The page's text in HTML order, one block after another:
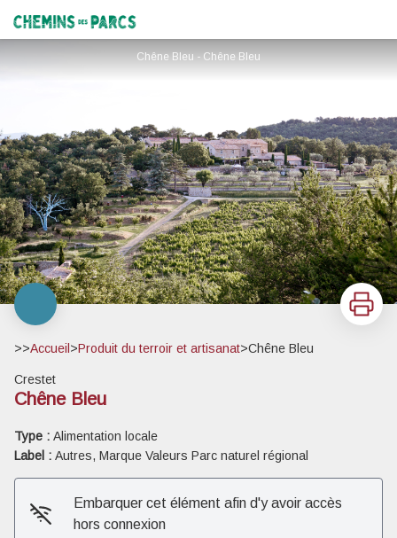
Chemins des Parcs
Chêne Bleu - Chêne Bleu
Imprimer
>>Accueil >Produit du terroir et artisanat>Chêne Bleu
Crestet
Chêne Bleu
Type : Alimentation locale
Label : Autres, Marque Valeurs Parc naturel régional
Embarquer cet élément afin d'y avoir accès
hors connexion